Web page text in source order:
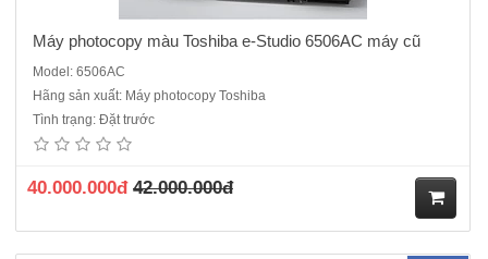
Máy photocopy màu Toshiba e-Studio 6506AC máy cũ
Model: 6506AC
Hãng sản xuất: Máy photocopy Toshiba
Tình trạng: Đặt trước
40.000.000đ 42.000.000đ
sản xuất năm 2016 Chức năng: COPY + IN MẠNG + SCAN MÀU
RADF: Tự động nạp và đảo bản gốc : Có sẵn. ADU : Tự động đảo